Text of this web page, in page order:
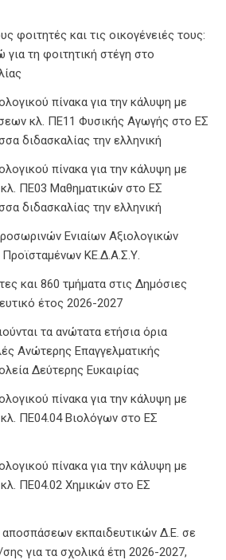
φοιτητές και τις οικογένειές τους:
τη φοιτητική στέγη στο
πίνακα για την κάλυψη με
κλ. ΠΕ11 Φυσικής Αγωγής στο ΕΣ
διδασκαλίας την ελληνική
πίνακα για την κάλυψη με
ΠΕ03 Μαθηματικών στο ΕΣ
διδασκαλίας την ελληνική
Ενιαίων Αξιολογικών
ΚΕ.Δ.Α.Σ.Υ.
και 860 τμήματα στις Δημόσιες
έτος 2026-2027
τα ανώτατα ετήσια όρια
Ανώτερης Επαγγελματικής
Δεύτερης Ευκαιρίας
πίνακα για την κάλυψη με
ΠΕ04.04 Βιολόγων στο ΕΣ
πίνακα για την κάλυψη με
ΠΕ04.02 Χημικών στο ΕΣ
εκπαιδευτικών Δ.Ε. σε
για τα σχολικά έτη 2026-2027,